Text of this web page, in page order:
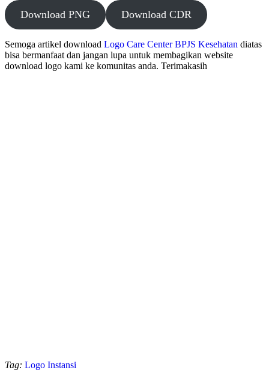
Download PNG Download CDR
Semoga artikel download Logo Care Center BPJS Kesehatan diatas
bisa bermanfaat dan jangan lupa untuk membagikan website
download logo kami ke komunitas anda. Terimakasih
Tag: Logo Instansi